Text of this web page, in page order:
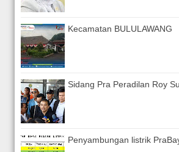
Kecamatan BULULAWANG
Sidang Pra Peradilan Roy
Penyambungan listrik